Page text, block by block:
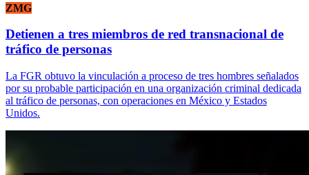
ZMG
Detienen a tres miembros de red transnacional de
tráfico de personas
La FGR obtuvo la vinculación a proceso de tres hombres señalados
por su probable participación en una organización criminal dedicada
al tráfico de personas, con operaciones en México y Estados
Unidos.